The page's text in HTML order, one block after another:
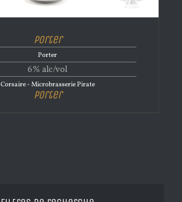
Porter
Porter
6% alc/vol
Corsaire - Microbrasserie Pirate
Porter